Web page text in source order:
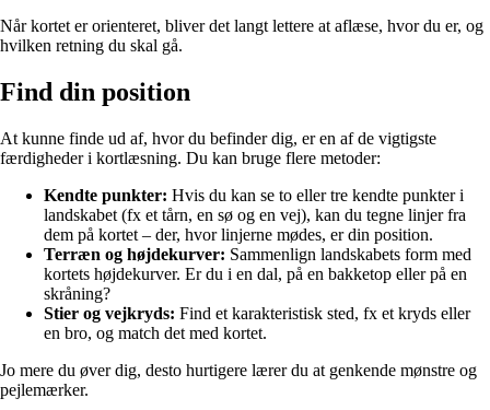
Når kortet er orienteret, bliver det langt lettere at aflæse, hvor du er, og
hvilken retning du skal gå.
Find din position
At kunne finde ud af, hvor du befinder dig, er en af de vigtigste
færdigheder i kortlæsning. Du kan bruge flere metoder:
Kendte punkter: Hvis du kan se to eller tre kendte punkter i
landskabet (fx et tårn, en sø og en vej), kan du tegne linjer fra
dem på kortet – der, hvor linjerne mødes, er din position.
Terræn og højdekurver: Sammenlign landskabets form med
kortets højdekurver. Er du i en dal, på en bakketop eller på en
skråning?
Stier og vejkryds: Find et karakteristisk sted, fx et kryds eller
en bro, og match det med kortet.
Jo mere du øver dig, desto hurtigere lærer du at genkende mønstre og
pejlemærker.